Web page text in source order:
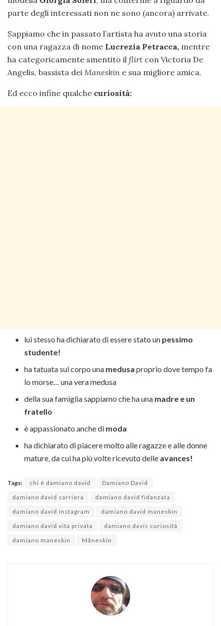
parte degli interessati non ne sono (ancora) arrivate.
Sappiamo che in passato l’artista ha avuto una storia
con una ragazza di nome Lucrezia Petracca, mentre
ha categoricamente smentito il flirt con Victoria De
Angelis, bassista dei Maneskin e sua migliore amica.
Ed ecco infine qualche curiosità:
lui stesso ha dichiarato di essere stato un pessimo
studente!
ha tatuata sul corpo una medusa proprio dove tempo fa
lo morse… una vera medusa
della sua famiglia sappiamo che ha una madre e un
fratello
è appassionato anche di moda
ha dichiarato di piacere molto alle ragazze e alle donne
mature, da cui ha più volte ricevuto delle avances!
Tags: chi è damiano david
Damiano David
damiano david carriera
damiano david fidanzata
damiano david instagram
damiano david maneskin
damiano david vita privata
damiano davis curiosità
damiano maneskin
Måneskin